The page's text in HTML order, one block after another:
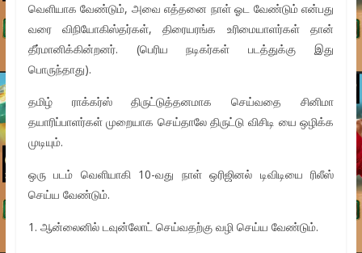
வெளியாக வேண்டும், அவை எத்தனை நாள் ஓட வேண்டும் என்பது
வரை விநியோகிஸ்தர்கள், திரையரங்க உரிமையாளர்கள் தான்
தீர்மானிக்கின்றனர். (பெரிய நடிகர்கள் படத்துக்கு இது
பொருந்தாது).
தமிழ் ராக்கர்ஸ் திருட்டுத்தனமாக செய்வதை சினிமா
தயாரிப்பாளர்கள் முறையாக செய்தாலே திருட்டு விசிடி யை ஒழிக்க
முடியும்.
ஒரு படம் வெளியாகி 10-வது நாள் ஒரிஜினல் டிவிடியை ரிலீஸ்
செய்ய வேண்டும்.
1. ஆன்லைனில் டவுன்லோட் செய்வதற்கு வழி செய்ய வேண்டும்.